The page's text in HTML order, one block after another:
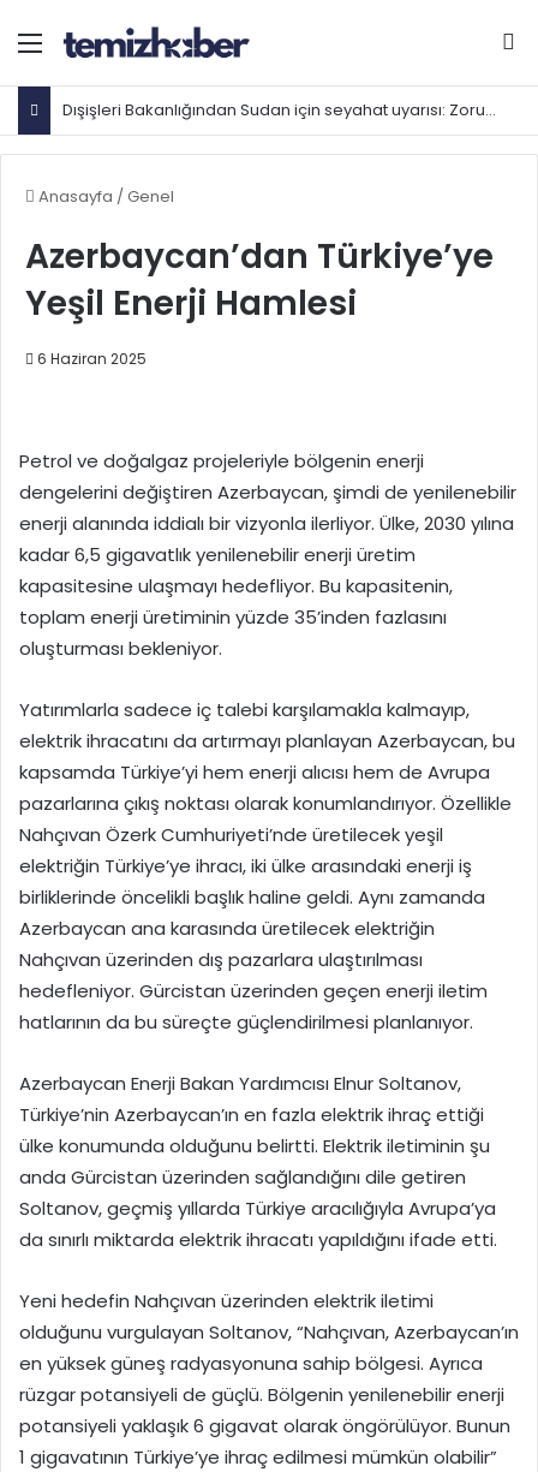
Menü
Dışişleri Bakanlığından Sudan için seyahat uyarısı: Zorunlu değilse gitmeyin
Anasayfa / Genel
Azerbaycan’dan Türkiye’ye
Yeşil Enerji Hamlesi
6 Haziran 2025
Petrol ve doğalgaz projeleriyle bölgenin enerji
dengelerini değiştiren Azerbaycan, şimdi de yenilenebilir
enerji alanında iddialı bir vizyonla ilerliyor. Ülke, 2030 yılına
kadar 6,5 gigavatlık yenilenebilir enerji üretim
kapasitesine ulaşmayı hedefliyor. Bu kapasitenin,
toplam enerji üretiminin yüzde 35’inden fazlasını
oluşturması bekleniyor.
Yatırımlarla sadece iç talebi karşılamakla kalmayıp,
elektrik ihracatını da artırmayı planlayan Azerbaycan, bu
kapsamda Türkiye’yi hem enerji alıcısı hem de Avrupa
pazarlarına çıkış noktası olarak konumlandırıyor. Özellikle
Nahçıvan Özerk Cumhuriyeti’nde üretilecek yeşil
elektriğin Türkiye’ye ihracı, iki ülke arasındaki enerji iş
birliklerinde öncelikli başlık haline geldi. Aynı zamanda
Azerbaycan ana karasında üretilecek elektriğin
Nahçıvan üzerinden dış pazarlara ulaştırılması
hedefleniyor. Gürcistan üzerinden geçen enerji iletim
hatlarının da bu süreçte güçlendirilmesi planlanıyor.
Azerbaycan Enerji Bakan Yardımcısı Elnur Soltanov,
Türkiye’nin Azerbaycan’ın en fazla elektrik ihraç ettiği
ülke konumunda olduğunu belirtti. Elektrik iletiminin şu
anda Gürcistan üzerinden sağlandığını dile getiren
Soltanov, geçmiş yıllarda Türkiye aracılığıyla Avrupa’ya
da sınırlı miktarda elektrik ihracatı yapıldığını ifade etti.
Yeni hedefin Nahçıvan üzerinden elektrik iletimi
olduğunu vurgulayan Soltanov, “Nahçıvan, Azerbaycan’ın
en yüksek güneş radyasyonuna sahip bölgesi. Ayrıca
rüzgar potansiyeli de güçlü. Bölgenin yenilenebilir enerji
potansiyeli yaklaşık 6 gigavat olarak öngörülüyor. Bunun
1 gigavatının Türkiye’ye ihraç edilmesi mümkün olabilir”